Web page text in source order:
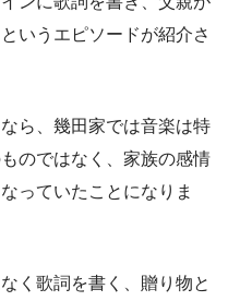
いうエピソードが紹介さ
ら、幾田家では音楽は特
のではなく、家族の感情
っていたことになりま
く歌詞を書く、贈り物と